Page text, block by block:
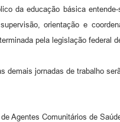
da educação básica
orientação e
pela legislação federal
demais jornadas de trabalho
Agentes Comunitários de